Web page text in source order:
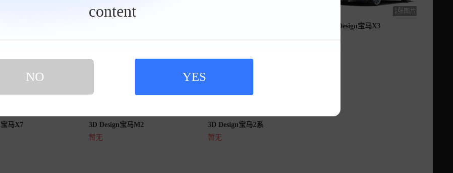
content
NO YES
2张图片
3D Design宝马X3
马X7
3D Design宝马M2
暂无
3D Design宝马2系
暂无